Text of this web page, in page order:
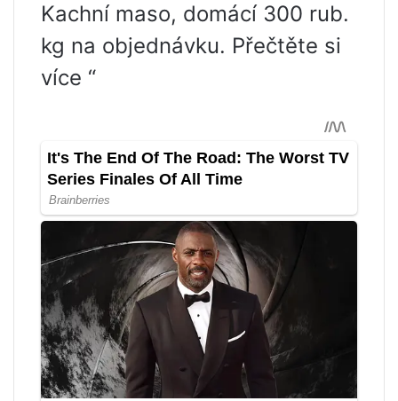
Kachní maso, domácí 300 rub.
kg na objednávku. Přečtěte si
více “